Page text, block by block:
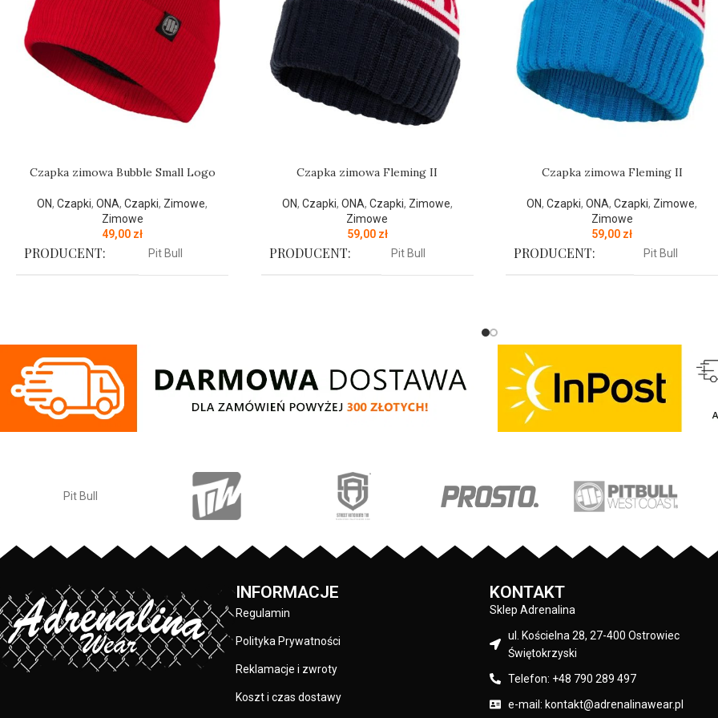
Czapka zimowa Bubble Small Logo
ON,Czapki,ONA,Czapki, Zimowe,
Zimowe
49,00 zł
PRODUCENT: Pit Bull
Czapka zimowa z najnowszej kolekcji
firmy
BULLWEST COAST– Bubble
Small Logo - wysokiej jakości gruba i
miękka dzianina z domieszką wełny owcy
elastyczny materiał dopasowuje się do
kształtów głowy - duża prostokątna
żakardowa naszywka z logo marki - skład
wełna akrylowa / 20% nylon / 50%
Czapka zimowa Fleming II
ON, Czapki, ONA, Czapki, Zimowe,
Zimowe
59,00 zł
PRODUCENT: Pit Bull
firmy PITBULLWEST COAST – Fleming II -
wysokiej jakości gruba i miękka dzianina -
idealna na bardzo niskie zimowe
materiału: 100% wełna akrylowa
Czapka zimowa Fleming II
ON,Czapki,ONA,Czapki, Zimowe,
Zimowe
59,00 zł
PRODUCENT: Pit Bull
Czapka zimowa z najnowszej kolekcji
firmyPIT BULL WEST
– Fleming II -
wysokiej jakości gruba i miękka dzianina -
idealna na bardzo niskie zimowe
temperatury - lekko elastyczny materiał
materiału: 100% wełna akrylowa
INFORMACJE
Regulamin
Polityka Prywatności
Reklamacje i zwroty
Koszt i czas dostawy
KONTAKT
Sklep Adrenalina
ul. Kościelna 28, 27-400 Ostrowiec
Świętokrzyski
Telefon: +48 790 289 497
e-mail: kontakt@adrenalinawear.pl